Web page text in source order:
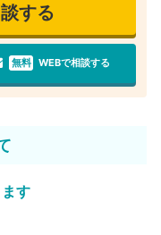
する
無料 WEBで相談する
ます